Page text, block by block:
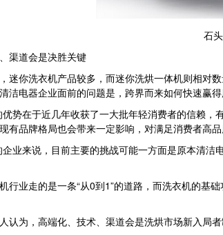
石
渠道会是决胜关键
你洗衣机产品较多，而迷你洗烘一体机则相对
洁电器企业面前的问题是，跨界而来如何快速赢得
在于近几年收获了一大批年轻消费者的信赖，
有品牌格局也会带来一定影响，对满足消费者高
来说，目前主要的挑战可能一方面是原本清洁
业走的是一条“从0到1”的道路，而洗衣机的基
为，高端化、技术、渠道会是洗烘市场新入局者